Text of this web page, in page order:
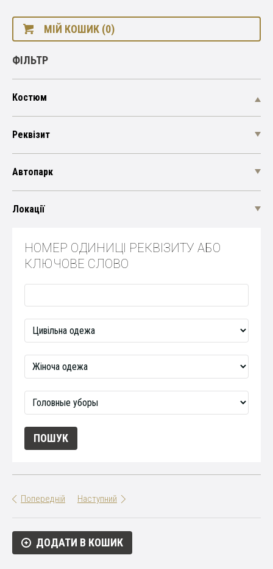
МІЙ КОШИК (0)
ФІЛЬТР
Костюм
Реквізит
Автопарк
Локації
НОМЕР ОДИНИЦІ РЕКВІЗИТУ АБО
КЛЮЧОВЕ СЛОВО
Попередній Наступний
ДОДАТИ В КОШИК